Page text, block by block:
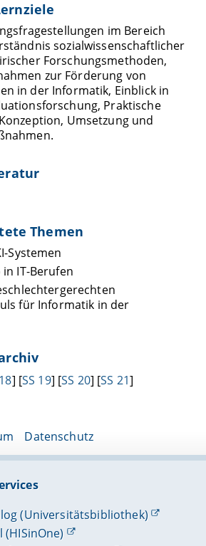
im Bereich
sozialwissenschaftlicher
Forschungsmethoden,
zur Förderung von
in der Informatik, Einblick in
Praktische
Umsetzung und
Themen
Systemen
in IT-Berufen
für Informatik in der
] [SS 19] [SS 20] [SS 21]
Datenschutz
(Universitätsbibliothek)